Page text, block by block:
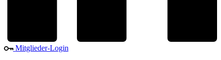
Mitglieder-Login